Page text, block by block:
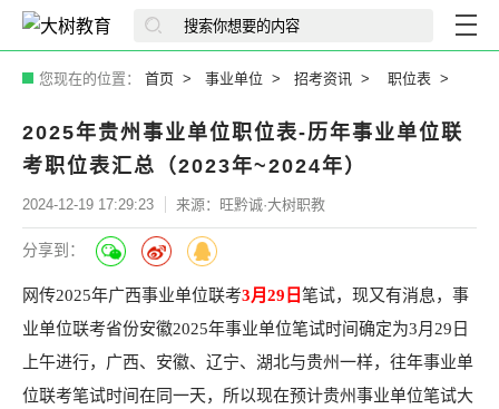
您现在的位置： 首页 事业单位 招考资讯 职位表
2025年贵州事业单位职位表-历年事业单位联
考职位表汇总（2023年~2024年）
2024-12-19 17:29:23 来源：旺黔诚·大树职教
分享到：
网传2025年广西事业单位联考3月29日笔试，现又有消息，事
业单位联考省份安徽2025年事业单位笔试时间确定为3月29日
上午进行，广西、安徽、辽宁、湖北与贵州一样，往年事业单
位联考笔试时间在同一天，所以现在预计贵州事业单位笔试大